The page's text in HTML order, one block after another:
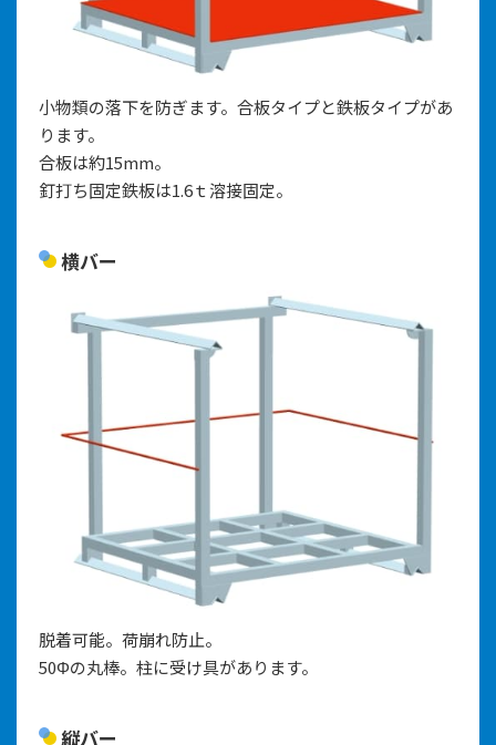
小物類の落下を防ぎます。合板タイプと鉄板タイプがあ
ります。
合板は約15mm。
釘打ち固定鉄板は1.6ｔ溶接固定。
横バー
脱着可能。荷崩れ防止。
50Φの丸棒。柱に受け具があります。
縦バー